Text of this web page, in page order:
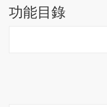
功能目錄